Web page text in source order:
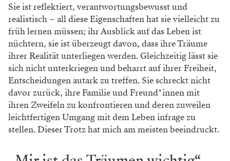
Sie ist reflektiert, verantwortungsbewusst und
realistisch – all diese Eigenschaften hat sie vielleicht zu
früh lernen müssen; ihr Ausblick auf das Leben ist
nüchtern, sie ist überzeugt davon, dass ihre Träume
ihrer Realität unterliegen werden. Gleichzeitig lässt sie
sich nicht unterkriegen und beharrt auf ihrer Freiheit,
Entscheidungen autark zu treffen. Sie schreckt nicht
davor zurück, ihre Familie und Freund*innen mit
ihren Zweifeln zu konfrontieren und deren zuweilen
leichtfertigen Umgang mit dem Leben infrage zu
stellen. Dieser Trotz hat mich am meisten beeindruckt.